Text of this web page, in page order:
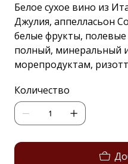
Белое сухое вино из
Джулия, аппелласьон
белые фрукты,
полный, минеральный
морепродуктам,
Количество